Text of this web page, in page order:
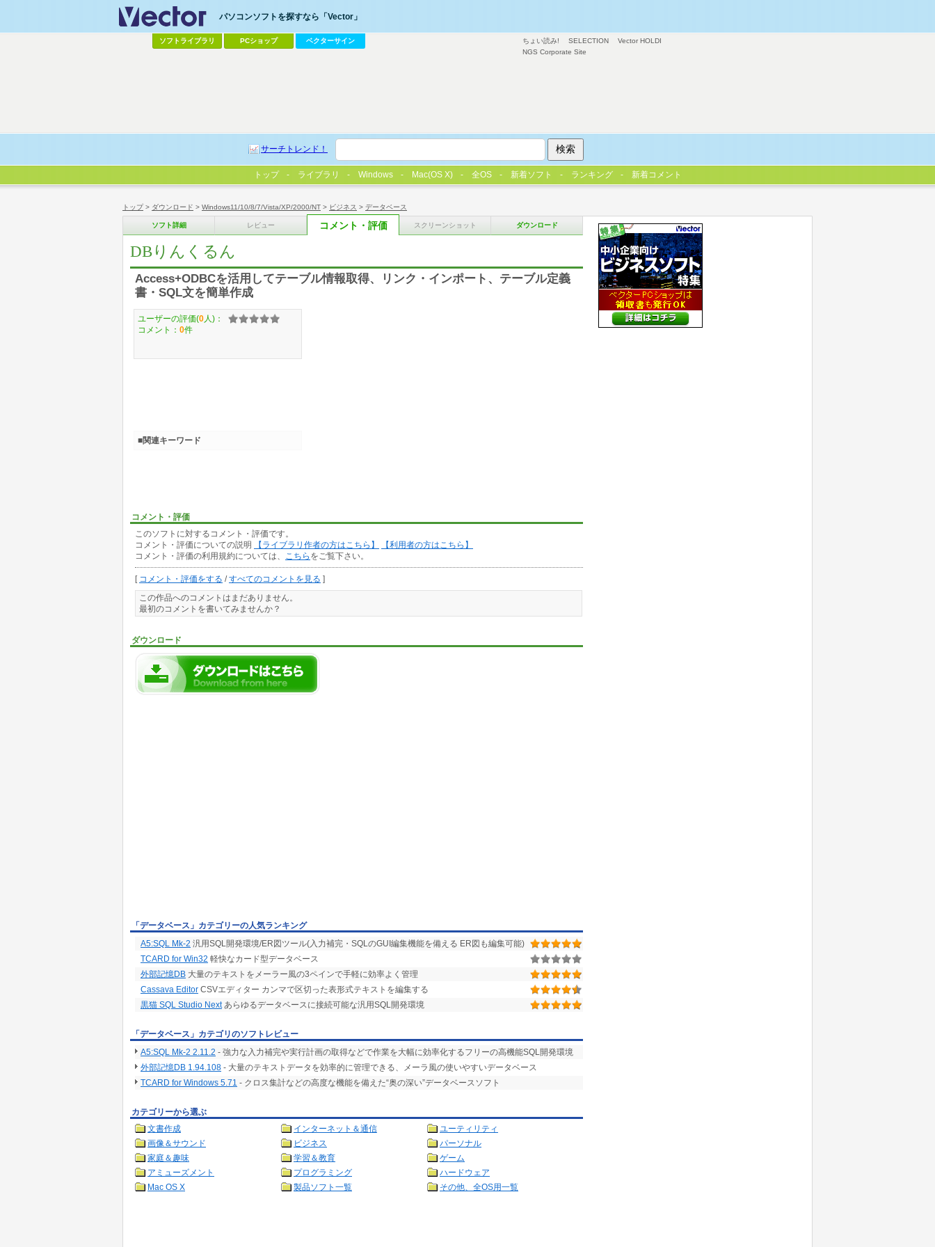
トップ> ダウンロード > Windows11/10/8/7/Vista/XP/2000/NT > ビジネス > データベース
ソフト詳細 レビュー コメント・評価 スクリーンショット ダウンロード
DBりんくるん
Access+ODBCを活用してテーブル情報取得、リンク・インポート、テーブル定義
書・SQL文を簡単作成
コメント・評価
このソフトに対するコメント・評価です。
コメント・評価についての説明
【ライブラリ作者の方はこちら】
【利用者の方はこちら】
コメント・評価の利用規約については、
こちら をご覧下さい。
[ コメント・評価をする /すべてのコメントを見る ]
この作品へのコメントはまだありません。
最初のコメントを書いてみませんか？
ダウンロード
ユーザーの評価(0 人)：
コメント： 0件
■関連キーワード
「データベース」カテゴリーの人気ランキング
A5:SQL Mk-2 汎用SQL開発環境/ER図ツール(入力補完・SQLのGUI編集機能を備える ER図も編集可能)
TCARD for Win32 軽快なカード型データベース
外部記憶DB 大量のテキストをメーラー風の3ペインで手軽に効率よく管理
Cassava Editor CSVエディター カンマで区切った表形式テキストを編集する
黒猫 SQL Studio Nextあらゆるデータベースに接続可能な汎用SQL開発環境
「データベース」カテゴリのソフトレビュー
A5:SQL Mk-2 2.11.2 - 強力な入力補完や実行計画の取得などで作業を大幅に効率化するフリーの高機能SQL開発環境
外部記憶DB 1.94.108 - 大量のテキストデータを効率的に管理できる、メーラ風の使いやすいデータベース
TCARD for Windows 5.71 - クロス集計などの高度な機能を備えた“奥の深い”データベースソフト
カテゴリーから選ぶ
文書作成
インターネット＆通信
ユーティリティ
画像＆サウンド
ビジネス
パーソナル
家庭＆趣味
学習＆教育
ゲーム
アミューズメント
プログラミング
ハードウェア
Mac OS X
製品ソフト一覧 その他、全OS用一覧
ちょい読み! SELECTION
Vector HOLDI
NGS Corporate Site
パソコンソフトを探すなら「Vector」
ソフトライブラリ PCショップ ベクターサイン
サーチトレンド！
トップ ライブラリ Windows Mac(OS X) 全OS 新着ソフト ランキング 新着コメント